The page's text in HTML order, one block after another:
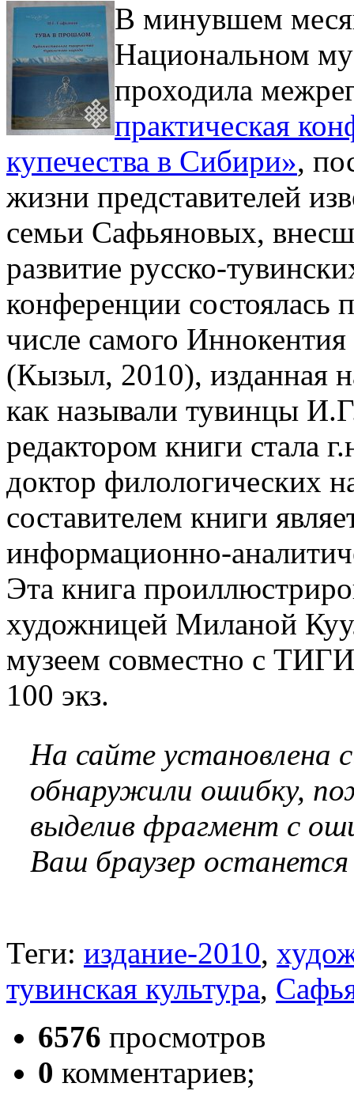
В минувшем
Национальном
проходила
практическая
купечества в Сибири»,
жизни представителей
семьи Сафьяновых,
развитие русско-
конференции состоялась
числе самого
(Кызыл, 2010), изданная
как называли тувинцы
редактором книги стала
доктор филологических
составителем книги
информационно-
Эта книга
художницей Миланой
музеем совместно с
100 экз.
На сайте установлена
обнаружили ошибку,
выделив фрагмент с
Ваш браузер
Теги: издание-2010,
тувинская культура,
6576 просмотров
0 комментариев;